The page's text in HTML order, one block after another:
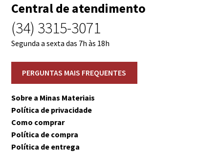
Central de atendimento
(34) 3315-3071
Segunda a sexta das 7h às 18h
Sobre a Minas Materiais
Política de privacidade
Como comprar
Política de compra
Política de entrega